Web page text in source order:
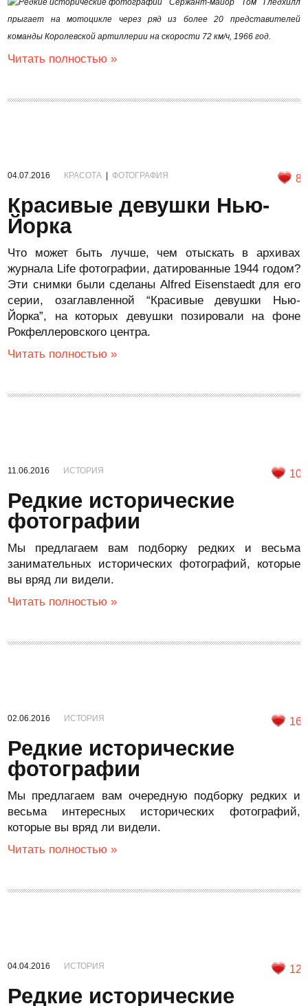
Сержант-майор Том Гледхилл
прыгает на мотоцикле через ряд из более 20 представителей
команды Королевской артиллерии на скорости 72 км/ч, 1966 год.
Читать полностью »
04.07.2016 КРАСОТА |ФОТОГРАФИЯ 8
Красивые девушки Нью-
Йорка
Что может быть лучше, чем отыскать в архивах
журнала Life фотографии, датированные 1944 годом?
Эти снимки были сделаны Alfred Eisenstaedt для его
серии, озаглавленной “Красивые девушки Нью-
Йорка”, на которых девушки позировали на фоне
Рокфеллеровского центра.
Читать полностью »
11.06.2016 ИСТОРИЯ 10
Редкие исторические
фотографии
Мы предлагаем вам подборку редких и весьма
занимательных исторических фотографий, которые
вы вряд ли видели.
Читать полностью »
02.06.2016 ИСТОРИЯ 16
Редкие исторические
фотографии
Мы предлагаем вам очередную подборку редких и
весьма интересных исторических фотографий,
которые вы вряд ли видели.
Читать полностью »
04.04.2016 ИСТОРИЯ 12
Редкие исторические